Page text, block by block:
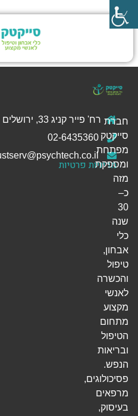
רח' פייר קניג 33, ירושלים
מדיניות פרטיות
חברת
סייקטק
מפתחת
ומספקת
מזה
כ–
30
שנה
כלי
אבחון,
טיפול
והכשרה
לאנשי
מקצוע
מתחום
הטיפול
ובריאות
הנפש.
פסיכולוגים,
מרפאים
בעיסוק,